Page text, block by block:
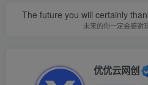
The future you will certainly
未来的你一定会感谢
优优云网创